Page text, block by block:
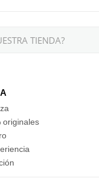
TIENDA?
originales